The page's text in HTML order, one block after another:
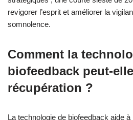
favorise la résilience, permettant une
Des recherches montrent que
pratique quotidienne de la pleine
cognitive. De plus, l’incorporation
comme l’entraînement en extérieur, a
de la fatigue mentale et à une
Les athlètes devraient également
revigorer l’esprit et améliorer la